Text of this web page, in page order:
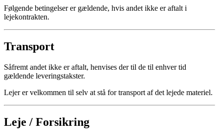
Følgende betingelser er gældende, hvis andet ikke er aftalt i
lejekontrakten.
Transport
Såfremt andet ikke er aftalt, henvises der til de til enhver tid
gældende leveringstakster.
Lejer er velkommen til selv at stå for transport af det lejede materiel.
Leje / Forsikring